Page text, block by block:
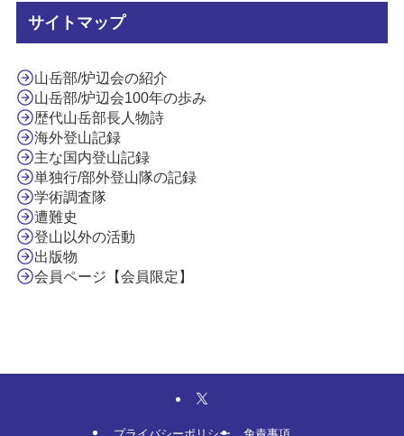
サイトマップ
山岳部/炉辺会の紹介
山岳部/炉辺会100年の歩み
歴代山岳部長人物詩
海外登山記録
主な国内登山記録
単独行/部外登山隊の記録
学術調査隊
遭難史
登山以外の活動
出版物
会員ページ【会員限定】